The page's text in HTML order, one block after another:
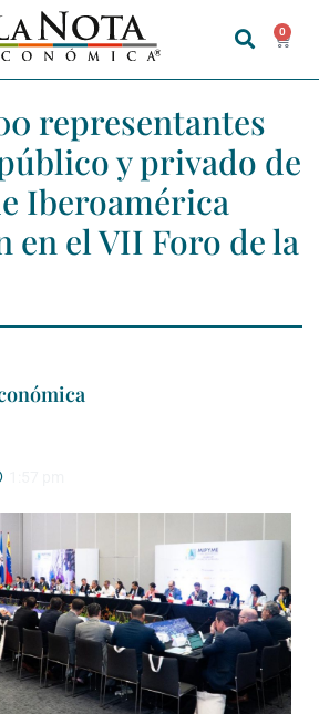
0
representantes
y privado de
Iberoamérica
en el VII Foro de la